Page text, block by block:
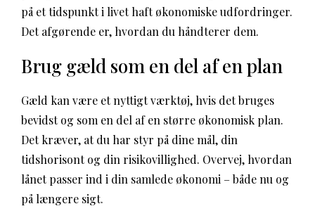
på et tidspunkt i livet haft økonomiske udfordringer.
Det afgørende er, hvordan du håndterer dem.
Brug gæld som en del af en plan
Gæld kan være et nyttigt værktøj, hvis det bruges
bevidst og som en del af en større økonomisk plan.
Det kræver, at du har styr på dine mål, din
tidshorisont og din risikovillighed. Overvej, hvordan
lånet passer ind i din samlede økonomi – både nu og
på længere sigt.